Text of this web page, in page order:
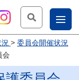
じょ
委員会開催状況
会